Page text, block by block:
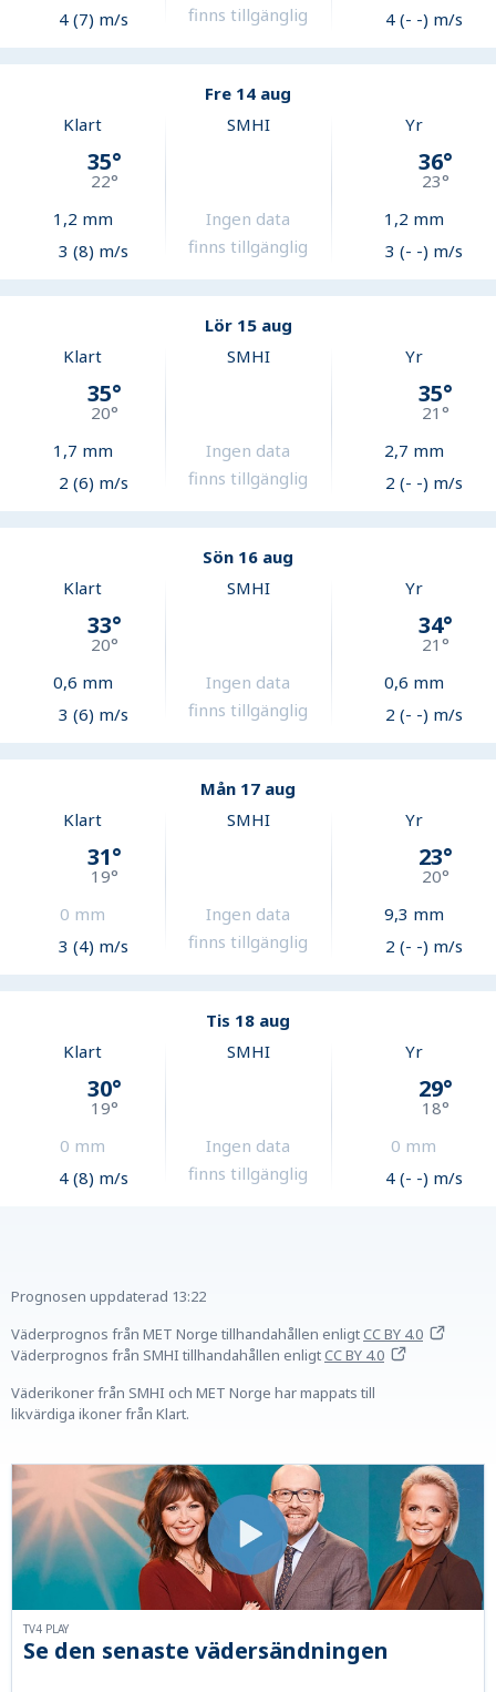
4 (7) m/s
finns tillgänglig
4 (- -) m/s
Fre 14 aug
Klart
35°
22°
1,2 mm
3 (8) m/s
SMHI
Ingen data
finns tillgänglig
Yr
36°
23°
1,2 mm
3 (- -) m/s
Lör 15 aug
Klart
35°
20°
1,7 mm
2 (6) m/s
SMHI
Ingen data
finns tillgänglig
Yr
35°
21°
2,7 mm
2 (- -) m/s
Sön 16 aug
Klart
33°
20°
0,6 mm
3 (6) m/s
SMHI
Ingen data
finns tillgänglig
Yr
34°
21°
0,6 mm
2 (- -) m/s
Mån 17 aug
Klart
31°
19°
0 mm
3 (4) m/s
SMHI
Ingen data
finns tillgänglig
Yr
23°
20°
9,3 mm
2 (- -) m/s
Tis 18 aug
Klart
30°
19°
0 mm
4 (8) m/s
SMHI
Ingen data
finns tillgänglig
Yr
29°
18°
0 mm
4 (- -) m/s
Prognosen uppdaterad 13:22
Väderprognos från MET Norge tillhandahållen enligtCC BY 4.0
Väderprognos från SMHI tillhandahållen enligtCC BY 4.0
Väderikoner från SMHI och MET Norge har mappats till
likvärdiga ikoner från Klart.
Se den senaste vädersändningen
TV4 PLAY